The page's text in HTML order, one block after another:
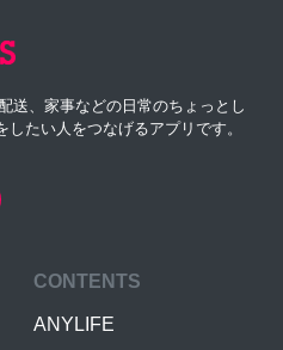
送、家事などの日常のちょっとし
たい人をつなげるアプリです。
CONTENTS
ANYLIFE